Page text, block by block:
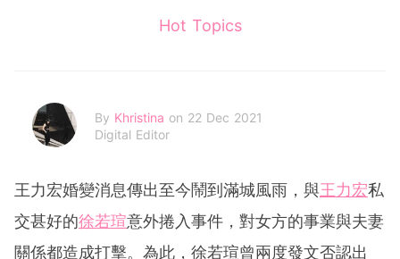
Hot Topics
By Khristina on 22 Dec 2021
Digital Editor
王力宏婚變消息傳出至今鬧到滿城風雨，與王力宏私
交甚好的徐若瑄意外捲入事件，對女方的事業與夫妻
關係都造成打擊。為此，徐若瑄曾兩度發文否認出